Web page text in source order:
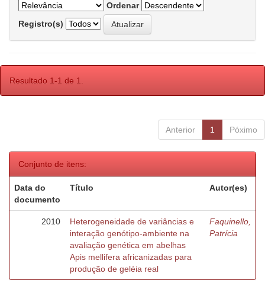
Ordenar
Registro(s)
Resultado 1-1 de 1.
Anterior 1 Póximo
Conjunto de itens:
Data do
documento
Título Autor(es)
2010
Heterogeneidade de variâncias e
interação genótipo-ambiente na
avaliação genética em abelhas
Apis mellifera africanizadas para
produção de geléia real
Faquinello,
Patrícia